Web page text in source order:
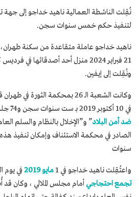
نُقِلت الناشطة العمالية ناهيد خداجو إلى جهة
لتنفيذ حكم خمس سنوات سجن.
ناهيد خداجو عاملة متقاعدة من سكنة طهران،
21 فبراير 2024 منزل أحد أصدقائها
ونُقِلت إلى إيفين.
وكانت الشعبة الـ 26 بمحكمة
في 10 أكتوبر 2019 بـ ست سنوات سجن و74 جلدة بتهمتي “
ضد أمن البلاد” و”الإخلال بالنظام والسلم
سنوات
واعتُقِلت ناهيد خداجو في 1 مايو 2019 في يوم
تجمع احتجاجي